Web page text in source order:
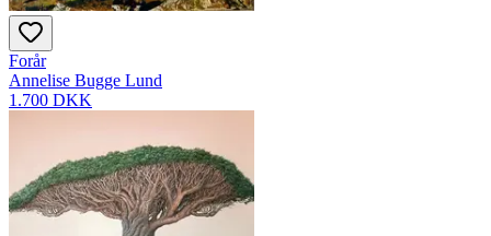
Forår
Annelise Bugge Lund
1.700 DKK